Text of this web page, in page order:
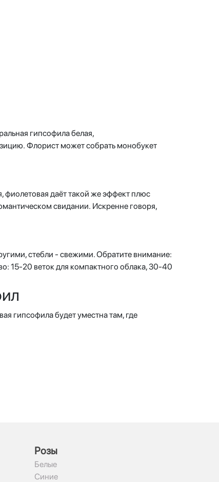
гипсофила белая,
Флорист может собрать монобукет
фиолетовая даёт такой же эффект плюс
свидании. Искренне говоря,
стебли - свежими. Обратите внимание:
15-20 веток для компактного облака, 30-40
гипсофила будет уместна там, где
Рoзы
Белые
Синие